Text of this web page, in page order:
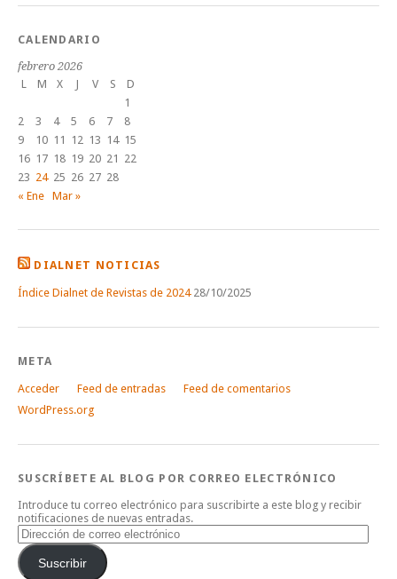
CALENDARIO
febrero 2026
L
M X J V S
D
1
2
3 4 5 6 7
8
9
10 11 12 13 14 15
16 17 18 19 20 21 22
23 24 25 26 27 28
« Ene Mar »
DIALNET NOTICIAS
Índice Dialnet de Revistas de 2024 28/10/2025
META
Acceder Feed de entradas
Feed de comentarios
WordPress.org
SUSCRÍBETE AL BLOG POR CORREO ELECTRÓNICO
Introduce tu correo electrónico para suscribirte a este blog y recibir
notificaciones de nuevas entradas.
Dirección
de
correo
electrónico
Suscribir